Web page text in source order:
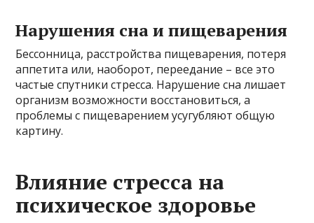
Нарушения сна и пищеварения
Бессонница, расстройства пищеварения, потеря
аппетита или, наоборот, переедание – все это
частые спутники стресса. Нарушение сна лишает
организм возможности восстановиться, а
проблемы с пищеварением усугубляют общую
картину.
Влияние стресса на
психическое здоровье